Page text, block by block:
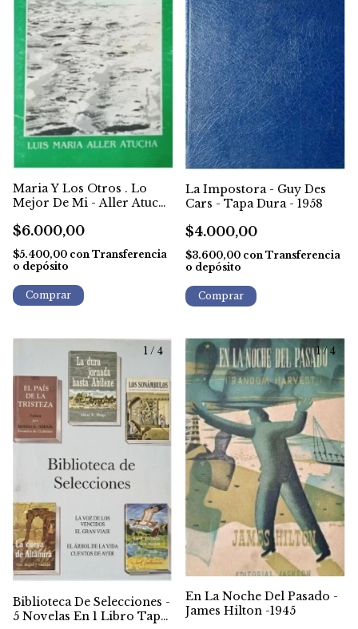
Maria Y Los Otros . Lo
Mejor De Mi - Aller Atucha
$6.000,00
$5.400,00 con Transferencia
o depósito
La Impostora - Guy Des
Cars - Tapa Dura - 1958
$4.000,00
$3.600,00 con Transferencia
o depósito
1 / 4
Biblioteca De Selecciones -
5 Novelas En 1 Libro Tapa
1/ 4
En La Noche Del Pasado -
James Hilton -1945